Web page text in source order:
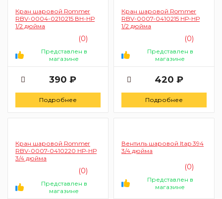
Кран шаровой Rommer
RBV-0004-0210215 ВН-НР
1/2 дюйма
(0)
Представлен в
магазине
390 ₽
Подробнее
Кран шаровой Rommer
RBV-0007-0410215 НР-НР
1/2 дюйма
(0)
Представлен в
магазине
420 ₽
Подробнее
Кран шаровой Rommer
RBV-0007-0410220 НР-НР
3/4 дюйма
(0)
Представлен в
магазине
Вентиль шаровой Itap 394
3/4 дюйма
(0)
Представлен в
магазине